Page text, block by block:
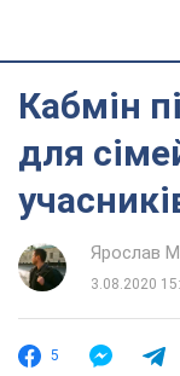
Кабмін
для
Ярослав
3.08.2020
5